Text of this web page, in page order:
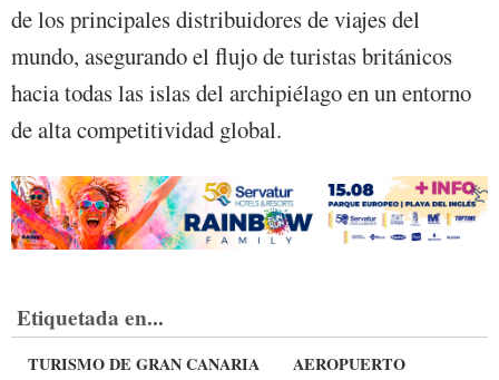
de los principales distribuidores de viajes del
mundo, asegurando el flujo de turistas británicos
hacia todas las islas del archipiélago en un entorno
de alta competitividad global.
Etiquetada en...
TURISMO DE GRAN CANARIA
AEROPUERTO